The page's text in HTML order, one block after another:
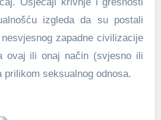
izgleda da su postali
zapadne civilizacije
ovaj ili onaj način (svjesno ili
prilikom seksualnog odnosa.